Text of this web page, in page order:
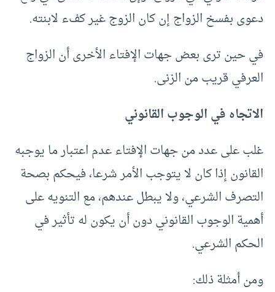
دعوى بفسخ الزواج إن كان الزوج غير كفء لابنته.
في حين ترى بعض جهات الإفتاء الأخرى أن الزواج
العرفي قريب من الزنى.
الاتجاه في الوجوب القانوني
غلب على عدد من جهات الإفتاء عدم اعتبار ما يوجبه
القانون إذا كان لا يتوجب الأمر شرعا، فيحكم بصحة
التصرف الشرعي، ولا يبطل عندهم، مع التنويه على
أهمية الوجوب القانوني دون أن يكون له تأثير في
الحكم الشرعي.
ومن أمثلة ذلك: